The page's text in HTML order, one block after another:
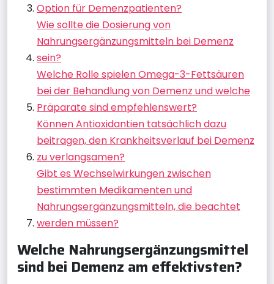
Option für Demenzpatienten?
Wie sollte die Dosierung von
Nahrungsergänzungsmitteln bei Demenz
sein?
Welche Rolle spielen Omega-3-Fettsäuren
bei der Behandlung von Demenz und welche
Präparate sind empfehlenswert?
Können Antioxidantien tatsächlich dazu
beitragen, den Krankheitsverlauf bei Demenz
zu verlangsamen?
Gibt es Wechselwirkungen zwischen
bestimmten Medikamenten und
Nahrungsergänzungsmitteln, die beachtet
werden müssen?
Welche Nahrungsergänzungsmittel
sind bei Demenz am effektivsten?